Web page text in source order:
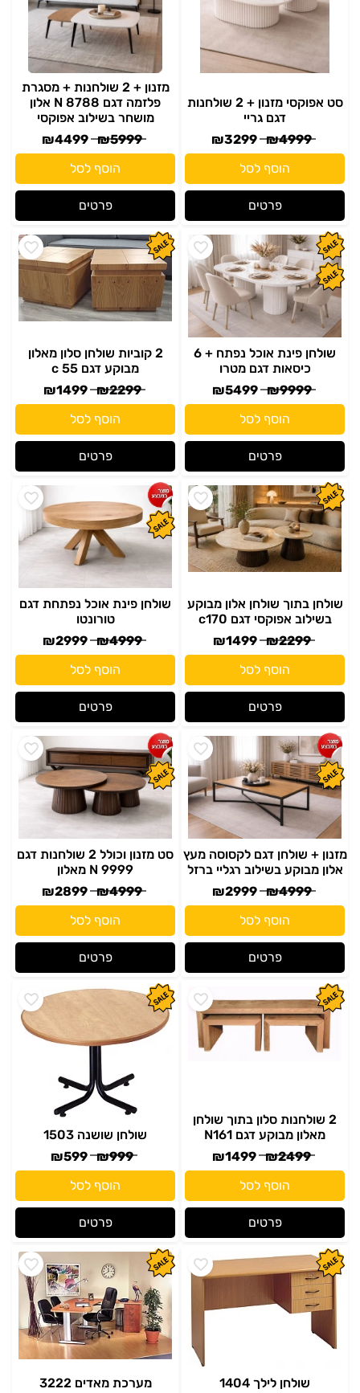
סט אפוקסי מזנון + 2 שולחנות
דגם גריי
₪4999
₪3299
הוסף לסל
פרטים
מזנון + 2 שולחנות + מסגרת
פלזמה דגם N 8788 אלון
מושחר בשילוב אפוקסי
₪5999
₪4499
הוסף לסל
פרטים
שולחן פינת אוכל נפתח + 6
כיסאות דגם מטרו
₪9999
₪5499
הוסף לסל
פרטים
2 קוביות שולחן סלון מאלון
מבוקע דגם c 55
₪2299
₪1499
הוסף לסל
פרטים
שולחן בתוך שולחן אלון מבוקע
בשילוב אפוקסי דגם c170
₪2299
₪1499
הוסף לסל
פרטים
שולחן פינת אוכל נפתחת דגם
טורונטו
₪4999
₪2999
הוסף לסל
פרטים
מזנון + שולחן דגם לקסוסה מעץ
אלון מבוקע בשילוב רגליי ברזל
₪4999
₪2999
הוסף לסל
פרטים
סט מזנון וכולל 2 שולחנות דגם
N 9999 מאלון
₪4999
₪2899
הוסף לסל
פרטים
2 שולחנות סלון בתוך שולחן
מאלון מבוקע דגם N161
₪2499
₪1499
הוסף לסל
פרטים
שולחן שושנה 1503
₪999
₪599
הוסף לסל
פרטים
שולחן לילך 1404
מערכת מאדים 3222